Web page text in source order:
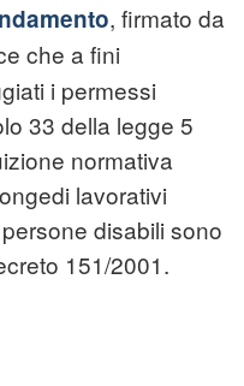
, firmato da
che a fini
i permessi
33 della legge 5
normativa
lavorativi
disabili sono
151/2001.